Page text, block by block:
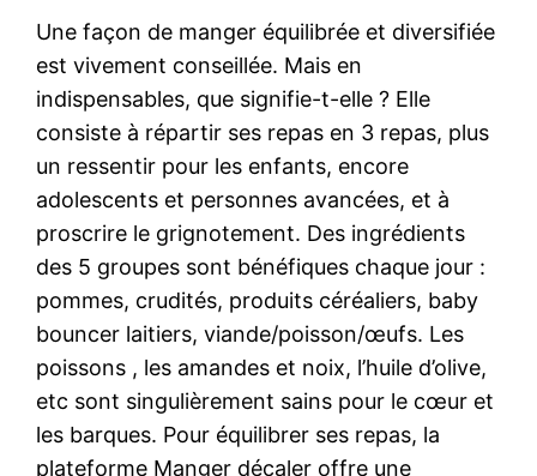
Une façon de manger équilibrée et diversifiée
est vivement conseillée. Mais en
indispensables, que signifie-t-elle ? Elle
consiste à répartir ses repas en 3 repas, plus
un ressentir pour les enfants, encore
adolescents et personnes avancées, et à
proscrire le grignotement. Des ingrédients
des 5 groupes sont bénéfiques chaque jour :
pommes, crudités, produits céréaliers, baby
bouncer laitiers, viande/poisson/œufs. Les
poissons , les amandes et noix, l’huile d’olive,
etc sont singulièrement sains pour le cœur et
les barques. Pour équilibrer ses repas, la
plateforme Manger décaler offre une